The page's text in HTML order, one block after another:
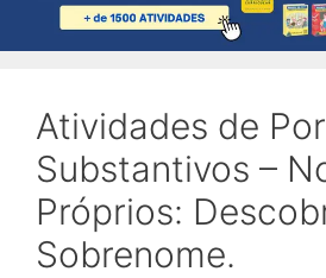
Atividades de
Substantivos –
Próprios:
Sobrenome.